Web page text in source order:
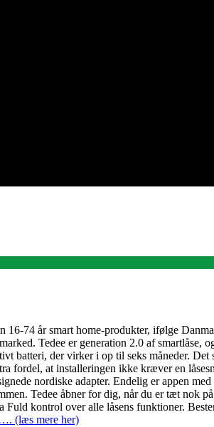
16-74 år smart home-produkter, ifølge
Tedee er generation 2.0 af
batteri, der virker i op til seks måneder.
fordel, at installeringen ikke kræver en
nordiske adapter. Endelig er appen
Tedee åbner for dig, når du er tæt nok
Fuld kontrol over alle låsens funktioner.
(læs mere her)